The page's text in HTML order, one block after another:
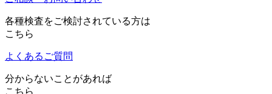
各種検査をご検討されている方は
こちら
よくあるご質問
分からないことがあれば
こちら